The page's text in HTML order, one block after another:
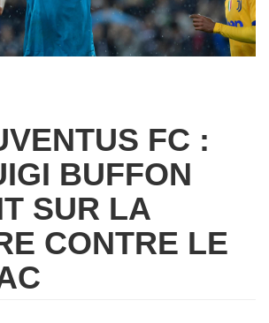
FC :
BUFFON
SUR LA
CONTRE LE